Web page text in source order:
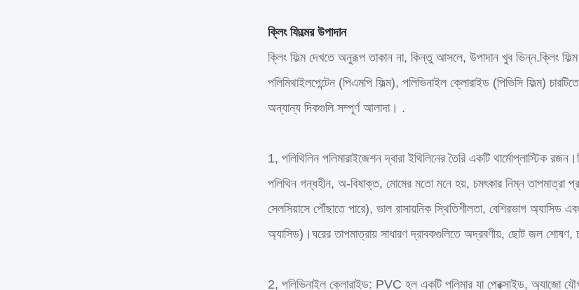
ক্লিং ফিল্মের উপাদান
ক্লিং ফিল্ম দেখতে অনুরূপ তাকান না, কিন্তু আসলে, উপাদান খুব ভিন্ন.ক্লিং
পলিমিথাইলপেন্টেন (পিএমপি ফিল্ম), পলিভিনাইল ক্লোরাইড (পিভিসি ফিল্ম)
অন্যান্য দিকগুলি সম্পূর্ণ আলাদা। .
1, পলিথিলিন পলিমারাইজেশন দ্বারা ইথিলিনের তৈরি একটি থার্মোপ্লাস্টিক
পলিথিন গন্ধহীন, অ-বিষাক্ত, মোমের মতো মনে হয়, চমৎকার নিম্ন তাপমাত্রা
সেলসিয়াসে পৌঁছাতে পারে), ভাল রাসায়নিক স্থিতিশীলতা, বেশিরভাগ অ্যাসিড
অ্যাসিড)।ঘরের তাপমাত্রায় সাধারণ দ্রাবকগুলিতে অদ্রবণীয়, ছোট জল শোষণ,
2, পলিভিনাইল ক্লোরাইড: PVC হল একটি পলিমার যা পেরক্সাইড, অ্যাজো